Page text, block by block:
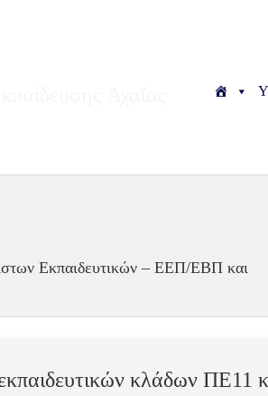
Εκπαιδευτικών – ΕΕΠ/ΕΒΠ και
κλάδων ΠΕ11